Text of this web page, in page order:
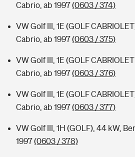
Cabrio, ab 1997(0603 / 374)
VW Golf III, 1E (GOLF
Cabrio, ab 1997(0603 / 375)
VW Golf III, 1E (GOLF
Cabrio, ab 1997(0603 / 376)
VW Golf III, 1E (GOLF
Cabrio, ab 1997(0603 / 377)
VW Golf III, 1H (GOLF), 44 kW,
1997(0603 / 378)